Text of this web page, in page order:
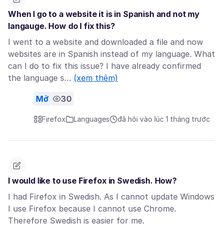
When I go to a website it is in Spanish and not my
langauge. How do I fix this?
I went to a website and downloaded a file and now
websites are in Spanish instead of my language. What
can I do to fix this issue? I have already confirmed
the language s… (xem thêm)
Mở 30
Firefox Languages đã hỏi vào lúc 1 tháng trước
I would like to use Firefox in Swedish. How?
I had Firefox in Swedish. As I cannot update Windows
I use Firefox because I cannot use Chrome.
Therefore Swedish is easier for me.